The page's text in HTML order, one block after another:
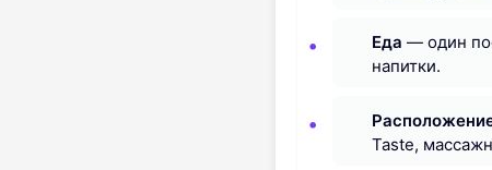
Еда — один
напитки.
Taste,